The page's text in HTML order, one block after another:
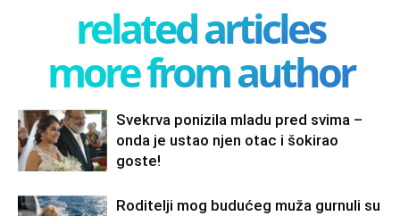
related articles
more from author
Svekrva ponizila mladu pred svima –
onda je ustao njen otac i šokirao
goste!
Roditelji mog budućeg muža gurnuli su